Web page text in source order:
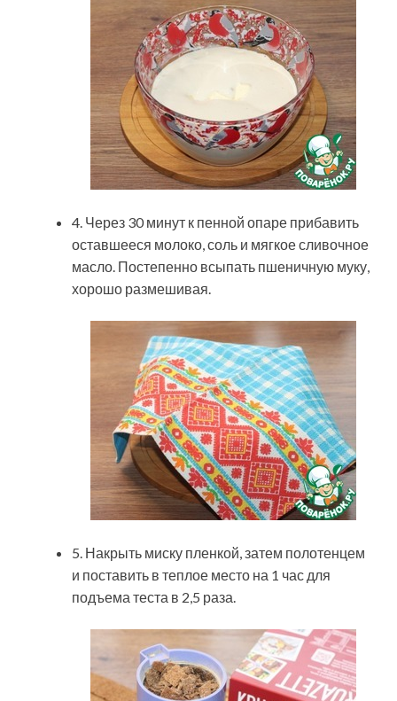
4. Через 30 минут к пенной опаре прибавить
оставшееся молоко, соль и мягкое сливочное
масло. Постепенно всыпать пшеничную муку,
хорошо размешивая.
5. Накрыть миску пленкой, затем полотенцем
и поставить в теплое место на 1 час для
подъема теста в 2,5 раза.